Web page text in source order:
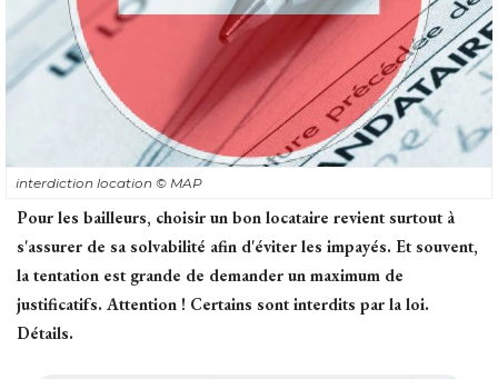
interdiction location © MAP
Pour les bailleurs, choisir un bon locataire revient surtout à
s'assurer de sa solvabilité afin d'éviter les impayés. Et souvent,
la tentation est grande de demander un maximum de
justificatifs. Attention ! Certains sont interdits par la loi.
Détails.